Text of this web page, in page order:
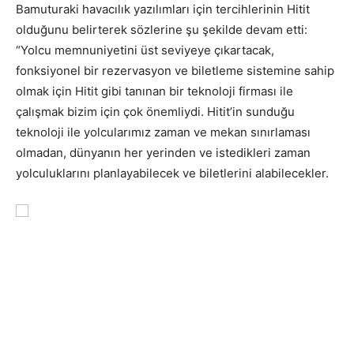
Bamuturaki havacılık yazılımları için tercihlerinin Hitit
olduğunu belirterek sözlerine şu şekilde devam etti:
“Yolcu memnuniyetini üst seviyeye çıkartacak,
fonksiyonel bir rezervasyon ve biletleme sistemine sahip
olmak için Hitit gibi tanınan bir teknoloji firması ile
çalışmak bizim için çok önemliydi. Hitit’in sunduğu
teknoloji ile yolcularımız zaman ve mekan sınırlaması
olmadan, dünyanın her yerinden ve istedikleri zaman
yolculuklarını planlayabilecek ve biletlerini alabilecekler.